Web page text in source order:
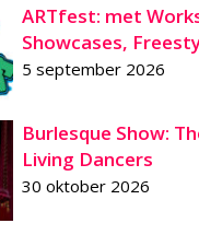
ARTfest: met
Showcases,
5 september 2026
Burlesque Show:
Living Dancers
30 oktober 2026